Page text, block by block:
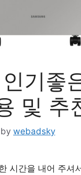
기좋
및 추
by webadsky
시간을 내어 주셔